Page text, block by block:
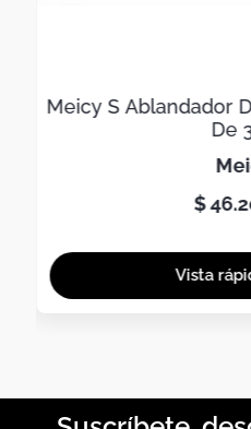
Meicy S Ablandador
De
$46.